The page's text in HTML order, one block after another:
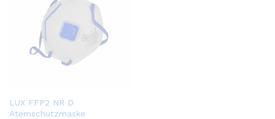
LUX FFP2 NR D
Atemschutzmaske